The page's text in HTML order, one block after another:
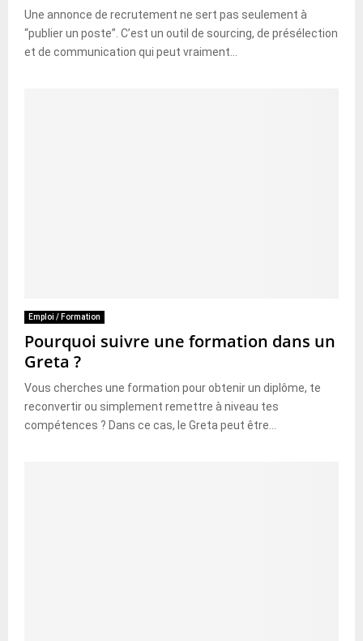
Une annonce de recrutement ne sert pas seulement à
“publier un poste”. C’est un outil de sourcing, de présélection
et de communication qui peut vraiment...
Emploi / Formation
Pourquoi suivre une formation dans un
Greta ?
Vous cherches une formation pour obtenir un diplôme, te
reconvertir ou simplement remettre à niveau tes
compétences ? Dans ce cas, le Greta peut être...